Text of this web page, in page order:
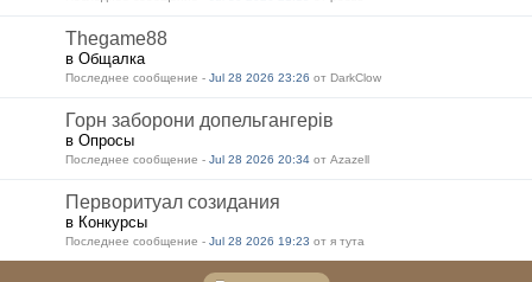
Thegame88
в Общалка
Последнее сообщение - Jul 28 2026 23:26 от DarkClow
Горн заборони допельгангерів
в Опросы
Последнее сообщение - Jul 28 2026 20:34 от Azazell
Перворитуал созидания
в Конкурсы
Последнее сообщение - Jul 28 2026 19:23 от я тута